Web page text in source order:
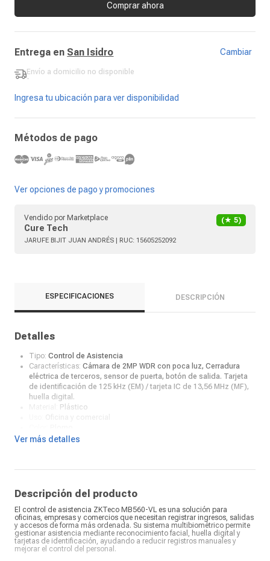
Comprar ahora
Entrega en San Isidro Cambiar
Envío a domicilio no disponible
-
Ingresa tu ubicación para ver disponibilidad
Métodos de pago
Ver opciones de pago y promociones
Vendido por Marketplace
Cure Tech
(★ 5)
JARUFE BIJIT JUAN ANDRÉS | RUC: 15605252092
ESPECIFICACIONES DESCRIPCIÓN
Detalles
Tipo: Control de Asistencia
Características: Cámara de 2MP WDR con poca luz, Cerradura
eléctrica de terceros, sensor de puerta, botón de salida. Tarjeta
de identificación de 125 kHz (EM) / tarjeta IC de 13,56 MHz (MF),
huella digital.
Plástico
Uso de poder:12V 3A
c/u. Capacidad de tarjetas 10,000 (Opcional)
Ver más detalles
Descripción del producto
El control de asistencia ZKTeco MB560-VL es una solución para
oficinas, empresas y comercios que necesitan registrar ingresos, salidas
y accesos de forma más ordenada. Su sistema multibiométrico permite
gestionar asistencia mediante reconocimiento facial, huella digital y
tarjetas de identificación, ayudando a reducir registros manuales y
mejorar el control del personal.